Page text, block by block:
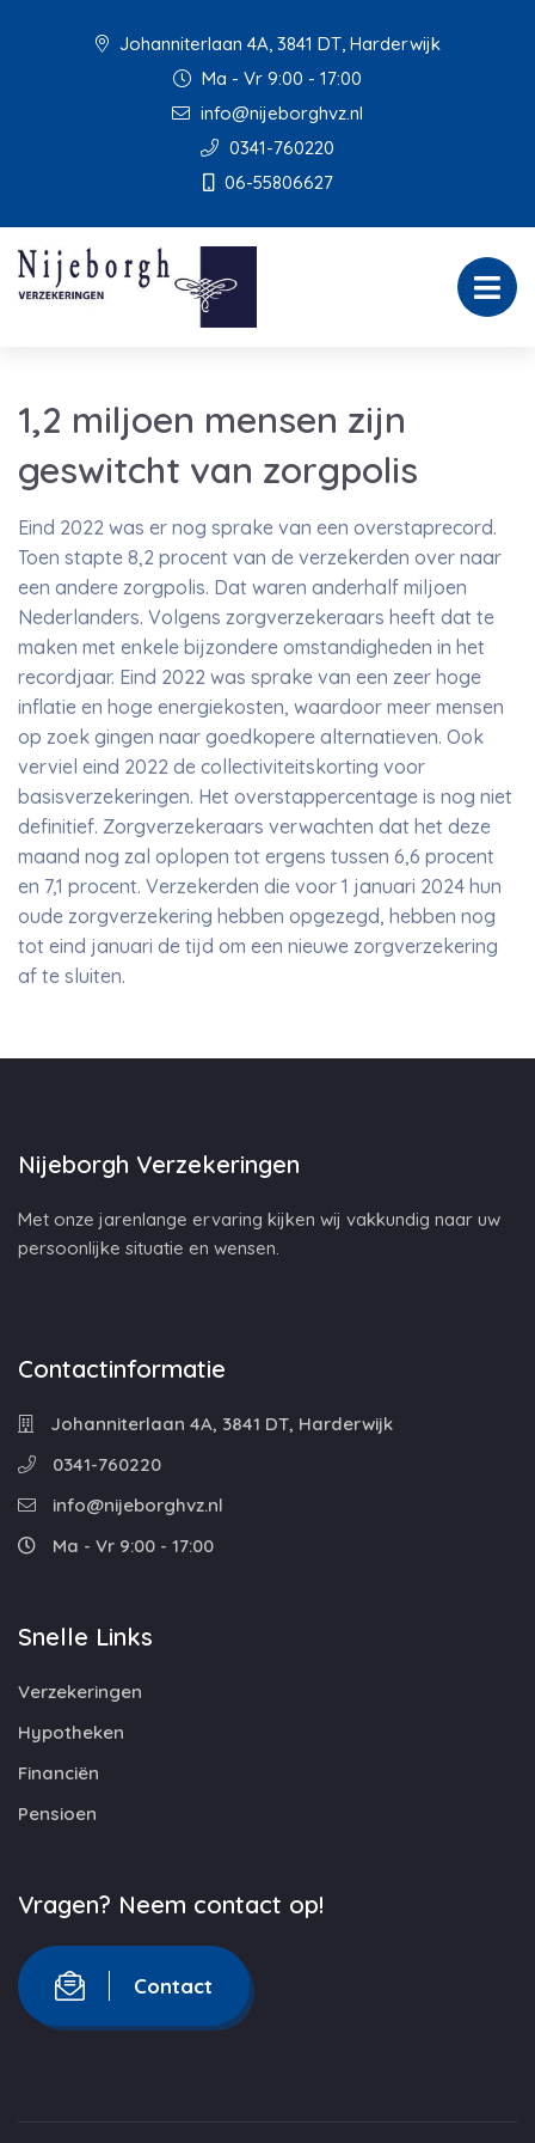
Johanniterlaan 4A, 3841 DT, Harderwijk
Ma - Vr 9:00 - 17:00
info@nijeborghvz.nl
0341-760220
06-55806627
1,2 miljoen mensen zijn
geswitcht van zorgpolis
Eind 2022 was er nog sprake van een overstaprecord.
Toen stapte 8,2 procent van de verzekerden over naar
een andere zorgpolis. Dat waren anderhalf miljoen
Nederlanders. Volgens zorgverzekeraars heeft dat te
maken met enkele bijzondere omstandigheden in het
recordjaar. Eind 2022 was sprake van een zeer hoge
inflatie en hoge energiekosten, waardoor meer mensen
op zoek gingen naar goedkopere alternatieven. Ook
verviel eind 2022 de collectiviteitskorting voor
basisverzekeringen. Het overstappercentage is nog niet
definitief. Zorgverzekeraars verwachten dat het deze
maand nog zal oplopen tot ergens tussen 6,6 procent
en 7,1 procent. Verzekerden die voor 1 januari 2024 hun
oude zorgverzekering hebben opgezegd, hebben nog
tot eind januari de tijd om een nieuwe zorgverzekering
af te sluiten.
Nijeborgh Verzekeringen
Met onze jarenlange ervaring kijken wij vakkundig naar uw
persoonlijke situatie en wensen.
Contactinformatie
Johanniterlaan 4A, 3841 DT, Harderwijk
0341-760220
info@nijeborghvz.nl
Ma - Vr 9:00 - 17:00
Snelle Links
Verzekeringen
Hypotheken
Financiën
Pensioen
Vragen? Neem contact op!
Contact